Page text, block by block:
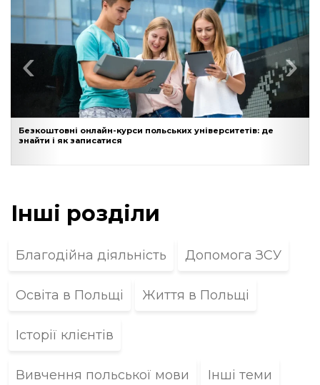
Безкоштовні онлайн-курси польських університетів: де
знайти і як записатися
‹ ›
Інші розділи
Благодійна діяльність Допомога ЗСУ
Освіта в Польщі Життя в Польщі
Історії клієнтів
Вивчення польської мови Інші теми